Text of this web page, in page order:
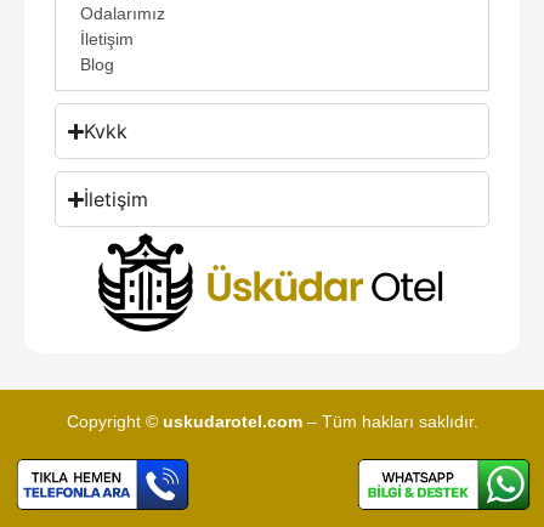
Odalarımız
İletişim
Blog
Kvkk
İletişim
Copyright © uskudarotel.com– Tüm hakları saklıdır.